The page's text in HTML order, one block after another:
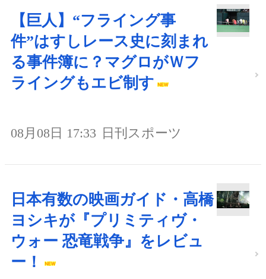
【巨人】“フライング事
件”はすしレース史に刻まれ
る事件簿に？マグロがＷフ
ライングもエビ制す
08月08日 17:33 日刊スポーツ
日本有数の映画ガイド・高橋
ヨシキが『プリミティヴ・
ウォー 恐竜戦争』をレビュ
ー！